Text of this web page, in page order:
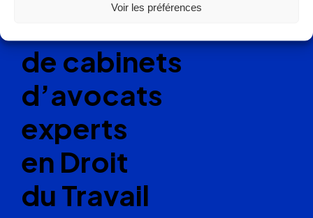
Voir les préférences
de cabinets
d’avocats
experts
en Droit
du Travail